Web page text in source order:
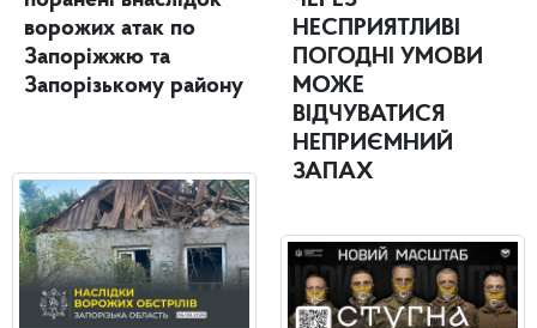
ворожих атак по
Запоріжжю та
Запорізькому району
НЕСПРИЯТЛИВІ
ПОГОДНІ УМОВИ
МОЖЕ
ВІДЧУВАТИСЯ
НЕПРИЄМНИЙ
ЗАПАХ